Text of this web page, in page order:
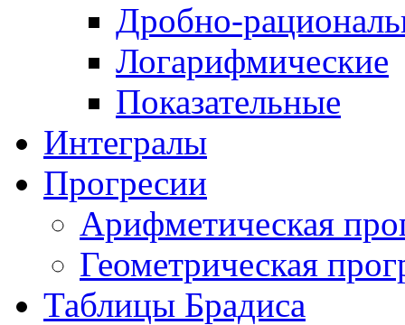
Дробно-
Логарифмические
Показательные
Интегралы
Прогресии
Арифметическая
Геометрическая
Таблицы Брадиса